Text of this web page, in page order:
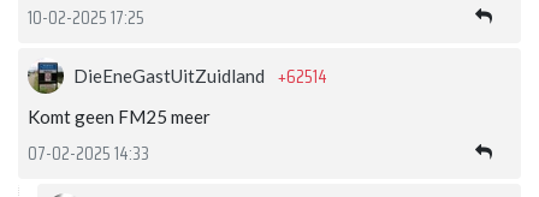
10-02-2025 17:25
DieEneGastUitZuidland +62514
Komt geen FM25 meer
07-02-2025 14:33